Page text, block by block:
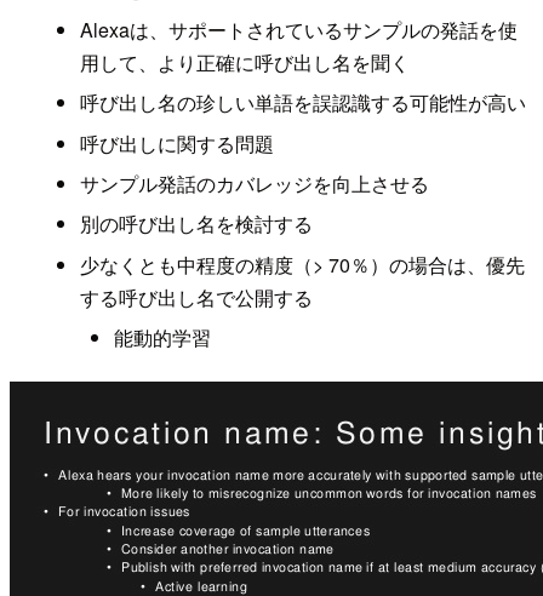
Alexaは、サポートされているサンプルの発話を使
用して、より正確に呼び出し名を聞く
呼び出し名の珍しい単語を誤認識する可能性が高い
呼び出しに関する問題
サンプル発話のカバレッジを向上させる
別の呼び出し名を検討する
少なくとも中程度の精度（> 70％）の場合は、優先
する呼び出し名で公開する
能動的学習